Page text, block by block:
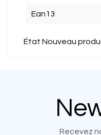
Ean13
État Nouveau
Recevez